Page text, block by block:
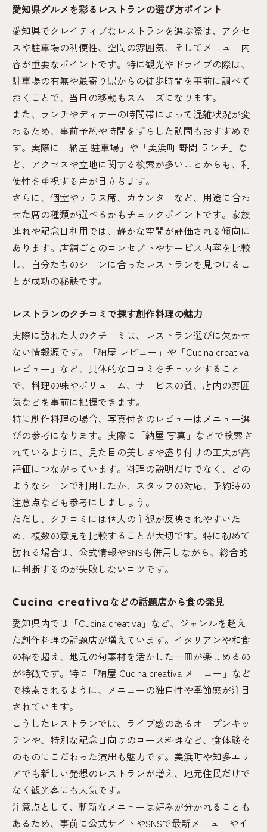
愛知県グルメを彩るレストランの選び方ポイント
愛知県でクレイティブなレストランを選ぶ際は、アクセ
スや駐車場の利便性、空間の雰囲気、そしてメニュー内
容が重要なポイントです。特に観光やドライブの際は、
駐車場の有無や最寄り駅からの徒歩時間を事前に調べて
おくことで、当日の移動もスムーズになります。
また、ランチやディナーの時間帯によって混雑状況が変
わるため、事前予約や時間をずらした訪問もおすすめで
す。実際に「納屋 駐車場」や「美浜町 野間 ランチ」な
ど、アクセスや立地に関する検索が多いことからも、利
便性を重視する声が目立ちます。
さらに、個室やテラス席、カウンターなど、用途に合わ
せた席の種類が選べるかもチェックポイントです。家族
連れや記念日利用では、静かな空間が評価される傾向に
あります。店舗ごとのコンセプトやサービス内容を比較
し、自分たちのシーンに合ったレストランを見つけるこ
とが成功の秘訣です。
レストランのクチコミで探す創作料理の魅力
実際に訪れた人のクチコミは、レストラン選びに欠かせ
ない情報源です。「納屋 レビュー」や「Cucina creativa
レビュー」など、具体的な口コミをチェックすること
で、料理の味やボリューム、サービスの質、店内の雰囲
気などを事前に把握できます。
特に創作料理の場合、写真付きのレビューはメニュー選
びの参考になります。実際に「納屋 写真」などで検索さ
れているように、見た目の美しさや盛り付けの工夫が高
評価につながっています。料理の説明だけでなく、どの
ようなシーンで利用したか、スタッフの対応、予約時の
注意点なども参考にしましょう。
ただし、クチコミには個人の主観が反映されやすいた
め、複数の意見を比較することが大切です。特に初めて
訪れる場合は、公式情報やSNSも併用しながら、総合的
に判断するのが失敗しないコツです。
Cucina creativaなどの話題店から食の発見
愛知県内では「Cucina creativa」など、ジャンルを超え
た創作料理の話題店が増えています。イタリアンや和食
の枠を超え、地元の旬素材を活かした一皿が楽しめるの
が特徴です。特に「納屋 Cucina creativa メニュー」など
で検索されるように、メニューの独自性や季節感が注目
されています。
こうしたレストランでは、ライブ感のあるオープンキッ
チンや、特別な記念日向けのコース料理など、食体験そ
のものにこだわった演出も魅力です。美浜町や知多エリ
アでも新しい発想のレストランが増え、地元住民だけで
なく観光客にも人気です。
注意点として、斬新なメニューは好みが分かれることも
あるため、事前に公式サイトやSNSで最新メニューやイ